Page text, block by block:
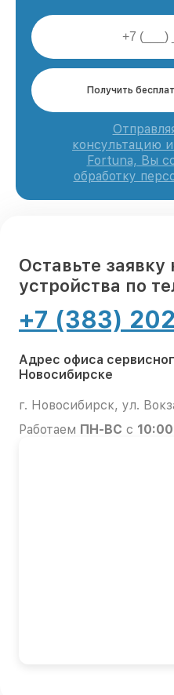
Получить
консультацию
Fortuna, Вы
обработку
Оставьте
устройства по
+7 (383)
Адрес офиса
Новосибирске
г. Новосибирск, ул.
Работаем ПН-ВС с 10:00